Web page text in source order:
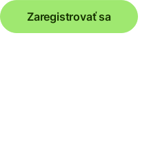
Zaregistrovať sa